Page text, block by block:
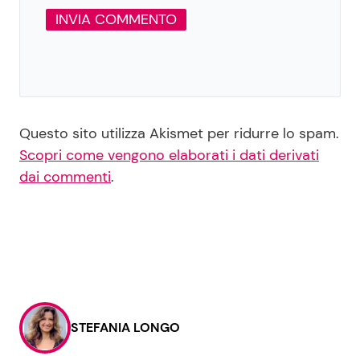
Questo sito utilizza Akismet per ridurre lo spam.
Scopri come vengono elaborati i dati derivati
dai commenti.
STEFANIA LONGO